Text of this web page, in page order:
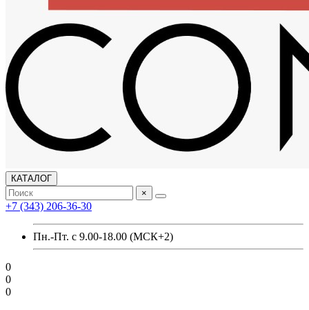
КАТАЛОГ
×
+7 (343) 206-36-30
Пн.-Пт. с 9.00-18.00 (МСК+2)
0
0
0